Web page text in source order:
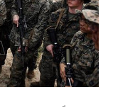
AN NINH ĐÀ
BIỂN ĐẢO QUÊ
CHUYỂN ĐỔI
TRIỂN NÔNG